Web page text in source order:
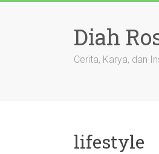
Diah
Cerita, Karya, dan
lifestyle